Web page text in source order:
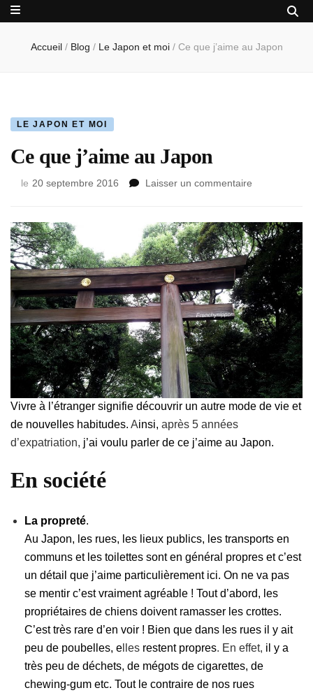
Accueil / Blog / Le Japon et moi / Ce que j’aime au Japon
LE JAPON ET MOI
Ce que j’aime au Japon
le 20 septembre 2016 Laisser un commentaire
j’aime
au
Japon
Vivre à l’étranger signifie découvrir un autre mode de vie et
de nouvelles habitudes. Ainsi, après 5 années
d’expatriation, j’ai voulu parler de ce j’aime au Japon.
En société
La propreté.
Au Japon, les rues, les lieux publics, les transports en
communs et les toilettes sont en général propres et c’est
un détail que j’aime particulièrement ici. On ne va pas
se mentir c’est vraiment agréable ! Tout d’abord, les
propriétaires de chiens doivent ramasser les crottes.
C’est très rare d’en voir ! Bien que dans les rues il y ait
peu de poubelles, e lles restent propres. En effet, il y a
très peu de déchets, de mégots de cigarettes, de
chewing-gum etc. Tout le contraire de nos rues